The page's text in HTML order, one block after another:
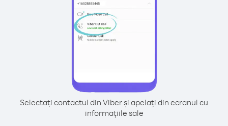
Selectați contactul din Viber și apelați din ecranul cu
informațiile sale